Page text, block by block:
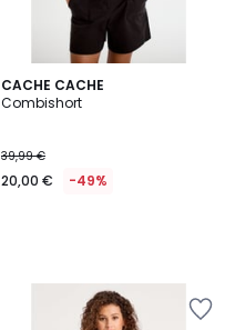
CACHE CACHE
Combishort
39,99 €
20,00 € -49%